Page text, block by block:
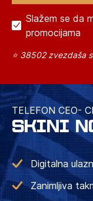
Slažem se da
promocijama
⭐ 38502 zvezdaša
TELEFON CEO-
SKINI
Digitalna
Zanimljiva